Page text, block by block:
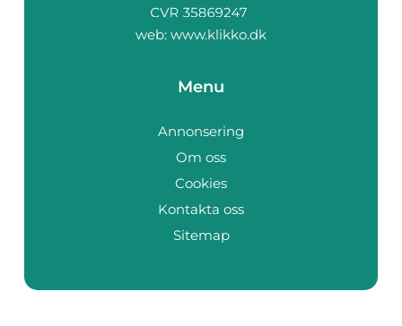
web: www.klikko.dk
Menu
Annonsering
Om oss
Cookies
Kontakta oss
Sitemap